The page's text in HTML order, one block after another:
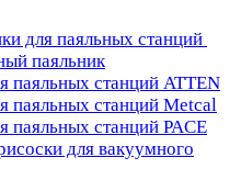
для паяльных станций
паяльник
паяльных станций ATTEN
паяльных станций Metcal
паяльных станций PACE
для вакуумного